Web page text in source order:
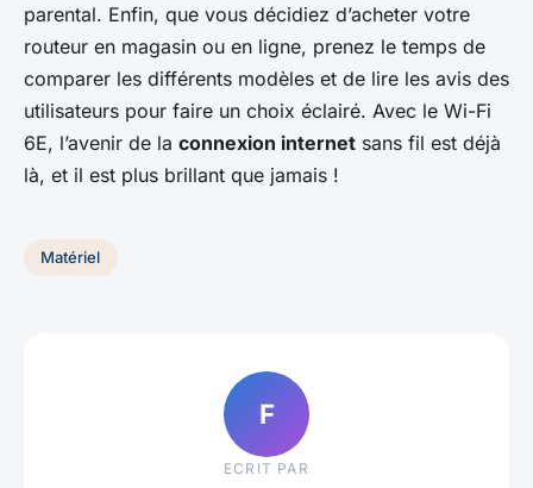
parental. Enfin, que vous décidiez d’acheter votre
routeur en magasin ou en ligne, prenez le temps de
comparer les différents modèles et de lire les avis des
utilisateurs pour faire un choix éclairé. Avec le Wi-Fi
6E, l’avenir de la connexion internet sans fil est déjà
là, et il est plus brillant que jamais !
Matériel
F
ECRIT PAR